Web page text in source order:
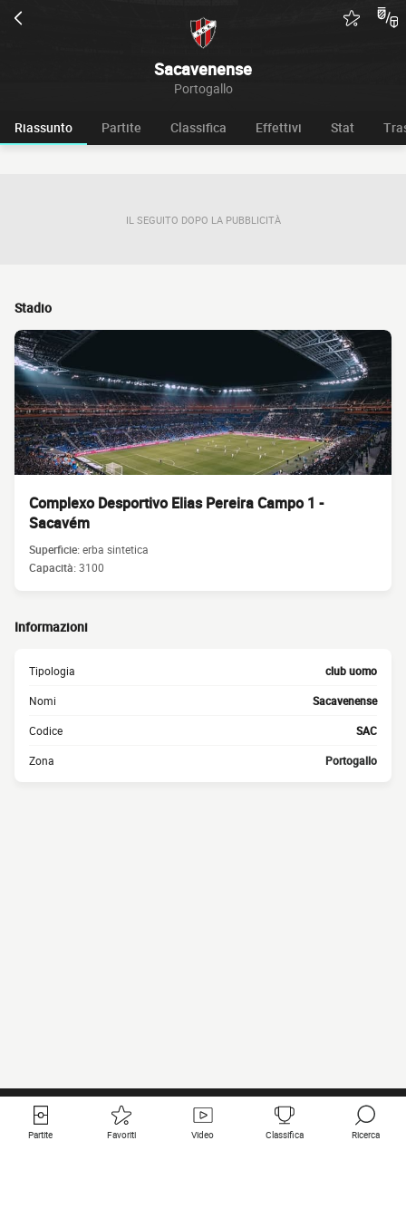
Sacavenense
Portogallo
Riassunto Partite Classifica Effettivi Stat
IL SEGUITO DOPO LA PUBBLICITÀ
Stadio
Complexo Desportivo Elias Pereira Campo 1 -
Sacavém
Superficie:erba sintetica
Capacità:3100
Informazioni
Tipologia club uomo
Nomi Sacavenense
Codice SAC
Zona Portogallo
Partite Favoriti Video Classifica Ricerca